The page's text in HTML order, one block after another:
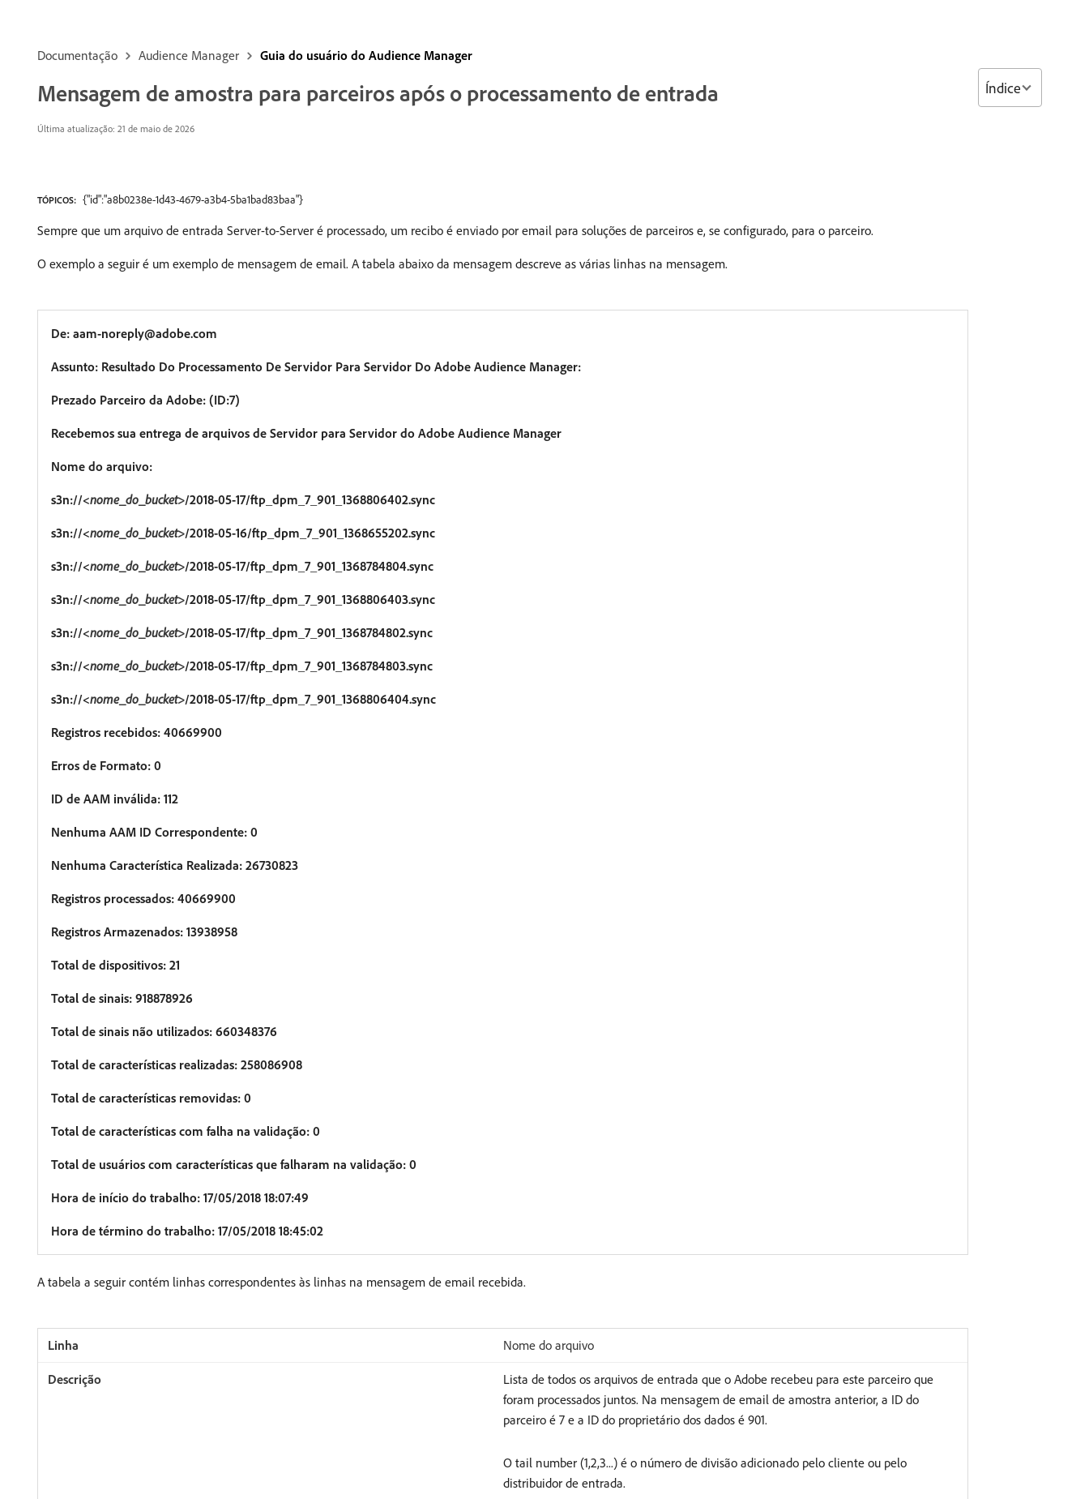
Documentação Audience Manager Guia do usuário do Audience Manager
Mensagem de amostra para parceiros após o processamento de entrada
Última atualização: 21 de maio de 2026
TÓPICOS: {"id":"a8b0238e-1d43-4679-a3b4-5ba1bad83baa"}
Sempre que um arquivo de entrada Server-to-Server é processado, um recibo é enviado por email para soluções de parceiros e, se configurado, para o parceiro.
O exemplo a seguir é um exemplo de mensagem de email. A tabela abaixo da mensagem descreve as várias linhas na mensagem.
De: aam-noreply@adobe.com
Assunto: Resultado Do Processamento De Servidor Para Servidor Do Adobe Audience Manager:
Prezado Parceiro da Adobe: (ID:7)
Recebemos sua entrega de arquivos de Servidor para Servidor do Adobe Audience Manager
Nome do arquivo:
s3n://<nome_do_bucket>/2018-05-17/ftp_dpm_7_901_1368806402.sync
s3n://<nome_do_bucket>/2018-05-16/ftp_dpm_7_901_1368655202.sync
s3n://<nome_do_bucket>/2018-05-17/ftp_dpm_7_901_1368784804.sync
s3n://<nome_do_bucket>/2018-05-17/ftp_dpm_7_901_1368806403.sync
s3n://<nome_do_bucket>/2018-05-17/ftp_dpm_7_901_1368784802.sync
s3n://<nome_do_bucket>/2018-05-17/ftp_dpm_7_901_1368784803.sync
s3n://<nome_do_bucket>/2018-05-17/ftp_dpm_7_901_1368806404.sync
Registros recebidos: 40669900
Erros de Formato: 0
ID de AAM inválida: 112
Nenhuma AAM ID Correspondente: 0
Nenhuma Característica Realizada: 26730823
Registros processados: 40669900
Registros Armazenados: 13938958
Total de dispositivos: 21
Total de sinais: 918878926
Total de sinais não utilizados: 660348376
Total de características realizadas: 258086908
Total de características removidas: 0
Total de características com falha na validação: 0
Total de usuários com características que falharam na validação: 0
Hora de início do trabalho: 17/05/2018 18:07:49
Hora de término do trabalho: 17/05/2018 18:45:02
A tabela a seguir contém linhas correspondentes às linhas na mensagem de email recebida.
Nome do arquivo
Lista de todos os arquivos de entrada que o Adobe recebeu para este parceiro que
foram processados juntos. Na mensagem de email de amostra anterior, a ID do
parceiro é 7 e a ID do proprietário dos dados é 901.
O tail number (1,2,3...) é o número de divisão adicionado pelo cliente ou pelo
distribuidor de entrada.
Índice